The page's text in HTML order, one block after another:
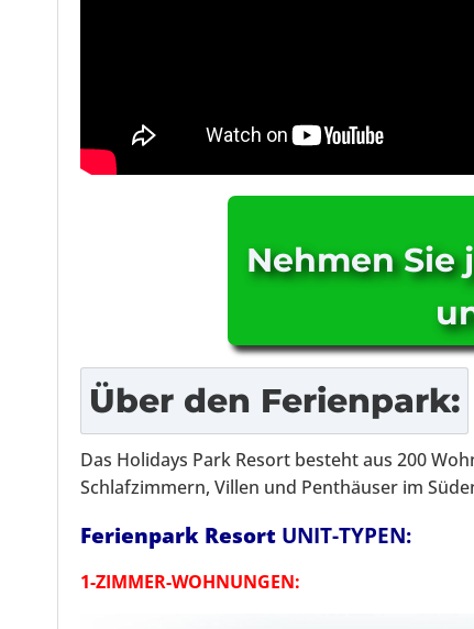
Nehmen
Über den Ferienpark:
Das Holidays Park Resort besteht aus 200
Schlafzimmern, Villen und Penthäuser im
Ferienpark Resort UNIT-TYPEN:
1-ZIMMER-WOHNUNGEN: